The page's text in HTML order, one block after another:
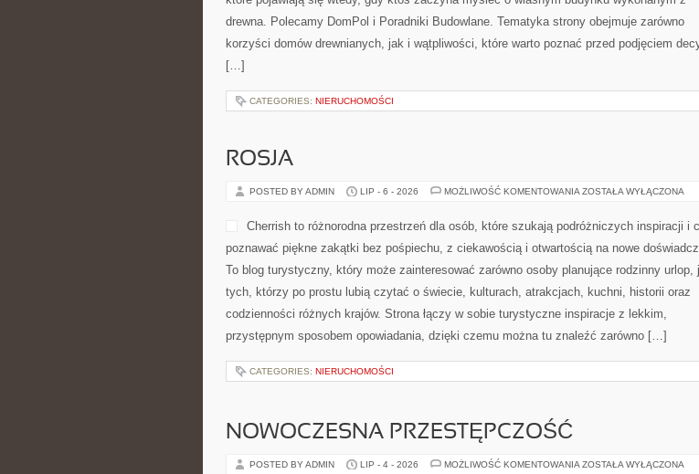
drewna. Polecamy DomPol i Poradniki Budowlane. Tematyka strony obejmuje zarówno
korzyści domów drewnianych, jak i wątpliwości, które warto poznać przed podjęciem
[…]
CATEGORIES: NIERUCHOMOŚCI
ROSJA
POSTED BY ADMIN LIP - 6 - 2026 MOŻLIWOŚĆ KOMENTOWANIA ROSJA
ZOSTAŁA WYŁĄCZONA
Cherrish to różnorodna przestrzeń dla osób, które szukają podróżniczych inspiracji i
poznawać piękne zakątki bez pośpiechu, z ciekawością i otwartością na nowe
To blog turystyczny, który może zainteresować zarówno osoby planujące rodzinny urlop,
tych, którzy po prostu lubią czytać o świecie, kulturach, atrakcjach, kuchni, historii oraz
codzienności różnych krajów. Strona łączy w sobie turystyczne inspiracje z lekkim,
przystępnym sposobem opowiadania, dzięki czemu można tu znaleźć zarówno […]
CATEGORIES: NIERUCHOMOŚCI
NOWOCZESNA PRZESTĘPCZOŚĆ
POSTED BY ADMIN LIP - 4 - 2026 MOŻLIWOŚĆ KOMENTOWANIA NOWOCZESNA
ZOSTAŁA WYŁĄCZONA